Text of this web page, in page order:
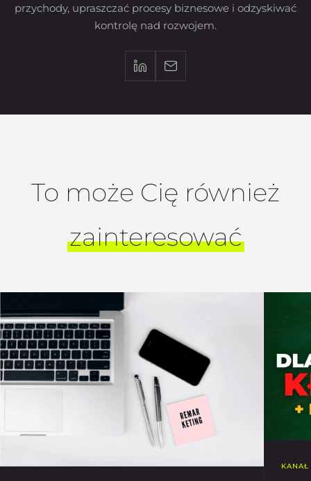
przychody, upraszczać procesy biznesowe i odzyskiwać
kontrolę nad rozwojem.
To może Cię również
zainteresować
KANAŁ